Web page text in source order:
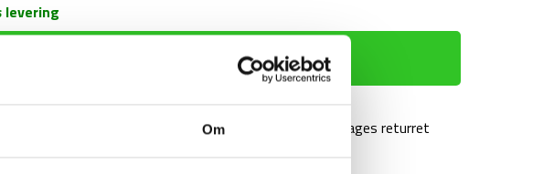
Om
levering
TILFØJ TIL KURV
Fri fragt over 499 kr 100 dages returret